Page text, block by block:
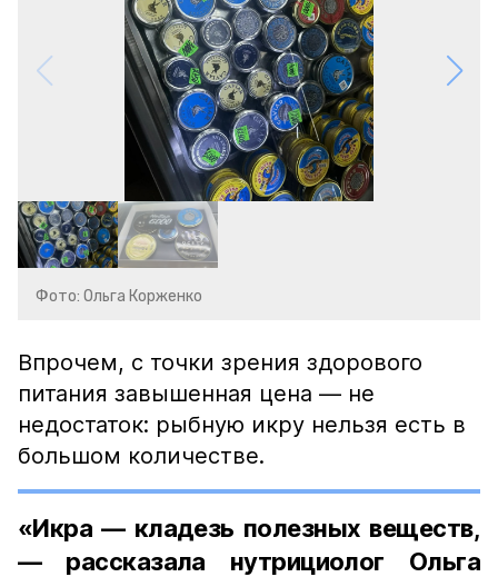
Фото: Ольга Корженко
Впрочем, с точки зрения здорового
питания завышенная цена — не
недостаток: рыбную икру нельзя есть в
большом количестве.
«Икра — кладезь полезных веществ,
— рассказала нутрициолог Ольга